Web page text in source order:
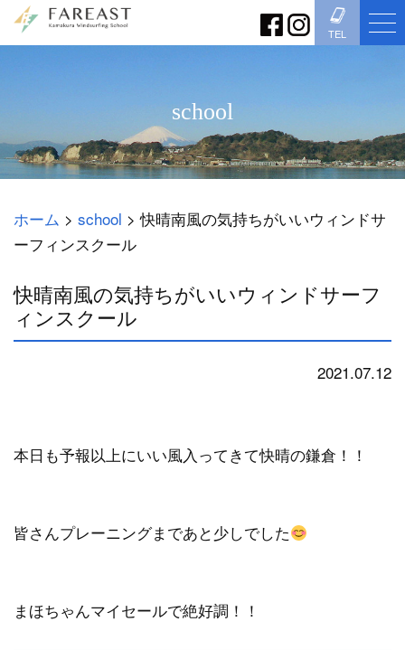
TEL
school
ホーム > school >快晴南風の気持ちがいいウィンドサ
ーフィンスクール
快晴南風の気持ちがいいウィンドサーフ
ィンスクール
2021.07.12
本日も予報以上にいい風入ってきて快晴の鎌倉！！
皆さんプレーニングまであと少しでした
まほちゃんマイセールで絶好調！！